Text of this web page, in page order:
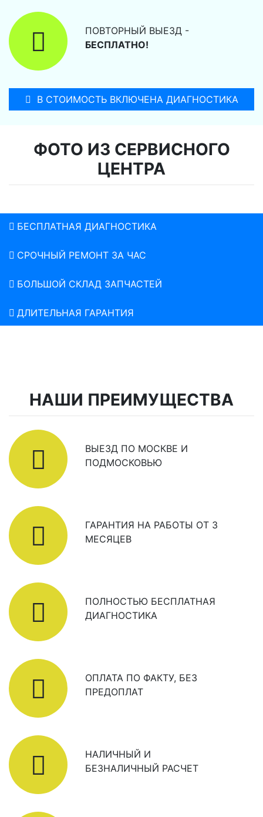
ПОВТОРНЫЙ ВЫЕЗД -
БЕСПЛАТНО!
В СТОИМОСТЬ ВКЛЮЧЕНА ДИАГНОСТИКА
ФОТО ИЗ СЕРВИСНОГО
ЦЕНТРА
БЕСПЛАТНАЯ ДИАГНОСТИКА
СРОЧНЫЙ РЕМОНТ ЗА ЧАС
БОЛЬШОЙ СКЛАД ЗАПЧАСТЕЙ
ДЛИТЕЛЬНАЯ ГАРАНТИЯ
НАШИ ПРЕИМУЩЕСТВА
ВЫЕЗД ПО МОСКВЕ И
ПОДМОСКОВЬЮ
ГАРАНТИЯ НА РАБОТЫ ОТ 3
МЕСЯЦЕВ
ПОЛНОСТЬЮ БЕСПЛАТНАЯ
ДИАГНОСТИКА
ОПЛАТА ПО ФАКТУ, БЕЗ
ПРЕДОПЛАТ
НАЛИЧНЫЙ И
БЕЗНАЛИЧНЫЙ РАСЧЕТ